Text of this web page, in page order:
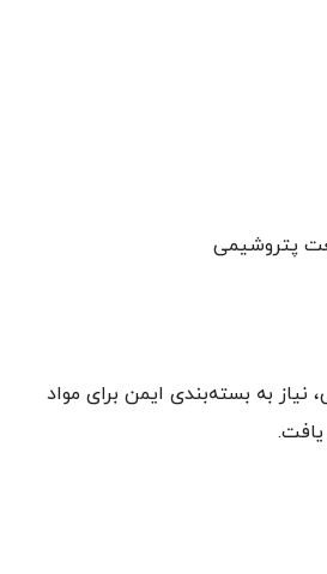
پتروشیمی
به بسته‌بندی ایمن برای مواد
یافت.